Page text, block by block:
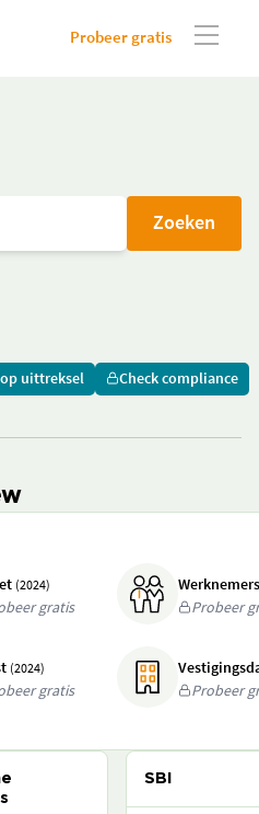
Probeer gratis
Zoeken
uittreksel Check compliance
(2024)
gratis
Probeer
(2024)
gratis
Probeer
SBI